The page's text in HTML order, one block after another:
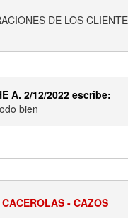
DE LOS
A. 2/12/2022 escribe:
bien
- CAZOS